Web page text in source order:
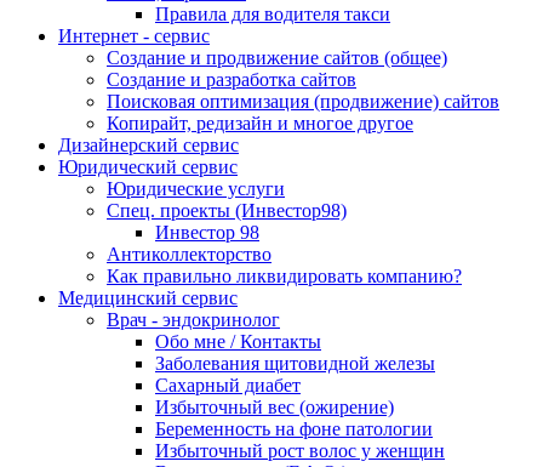
Правила для водителя такси
Интернет - сервис
Создание и продвижение сайтов (общее)
Создание и разработка сайтов
Поисковая оптимизация (продвижение) сайтов
Копирайт, редизайн и многое другое
Дизайнерский сервис
Юридический сервис
Юридические услуги
Спец. проекты (Инвестор98)
Инвестор 98
Антиколлекторство
Как правильно ликвидировать компанию?
Медицинский сервис
Врач - эндокринолог
Обо мне / Контакты
Заболевания щитовидной железы
Сахарный диабет
Избыточный вес (ожирение)
Беременность на фоне патологии
Избыточный рост волос у женщин